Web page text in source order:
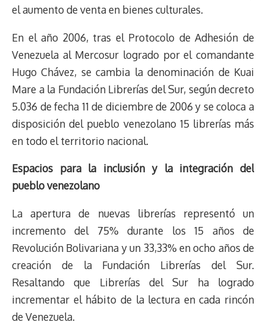
el aumento de venta en bienes culturales.
En el año 2006, tras el Protocolo de Adhesión de
Venezuela al Mercosur logrado por el comandante
Hugo Chávez, se cambia la denominación de Kuai
Mare a la Fundación Librerías del Sur, según decreto
5.036 de fecha 11 de diciembre de 2006 y se coloca a
disposición del pueblo venezolano 15 librerías más
en todo el territorio nacional.
Espacios para la inclusión y la integración del
pueblo venezolano
La apertura de nuevas librerías representó un
incremento del 75% durante los 15 años de
Revolución Bolivariana y un 33,33% en ocho años de
creación de la Fundación Librerías del Sur.
Resaltando que Librerías del Sur ha logrado
incrementar el hábito de la lectura en cada rincón
de Venezuela.